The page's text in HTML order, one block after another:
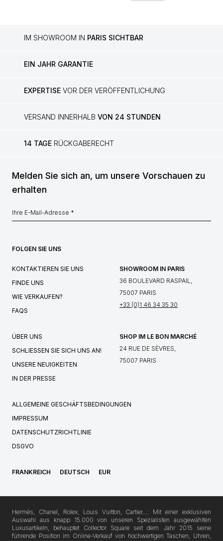
IM SHOWROOM IN PARIS SICHTBAR
EIN JAHR GARANTIE
EXPERTISE VOR DER VERÖFFENTLICHUNG
VERSAND INNERHALB VON 24 STUNDEN
14 TAGE RÜCKGABERECHT
Melden Sie sich an, um unsere Vorschauen zu
erhalten
FOLGEN SIE UNS
KONTAKTIEREN SIE UNS
FINDE UNS
WIE VERKAUFEN?
FAQS
SHOWROOM IN PARIS
36 BOULEVARD RASPAIL,
75007 PARIS
+33 (0)1 46 34 35 30
ÜBER UNS
SCHLIESSEN SIE SICH UNS AN!
UNSERE NEUIGKEITEN
IN DER PRESSE
SHOP IM LE BON MARCHÉ
24 RUE DE SÈVRES,
75007 PARIS
ALLGEMEINE GESCHÄFTSBEDINGUNGEN
IMPRESSUM
DATENSCHUTZRICHTLINIE
DSGVO
FRANKREICH DEUTSCH EUR
Hermès, Chanel, Rolex, Louis Vuitton, Cartier…: Mit einer exklusiven
Auswahl aus knapp 15.000 von unseren Spezialisten ausgewählten
Luxusartikeln, behauptet Collector Square seit dem Jahr 2015 seine
führende Position im Online-Verkauf von hochwertigen Taschen, Uhren,